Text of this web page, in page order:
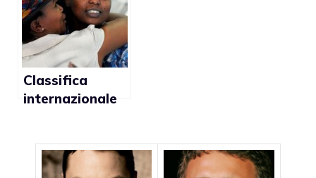
Classifica
internazionale